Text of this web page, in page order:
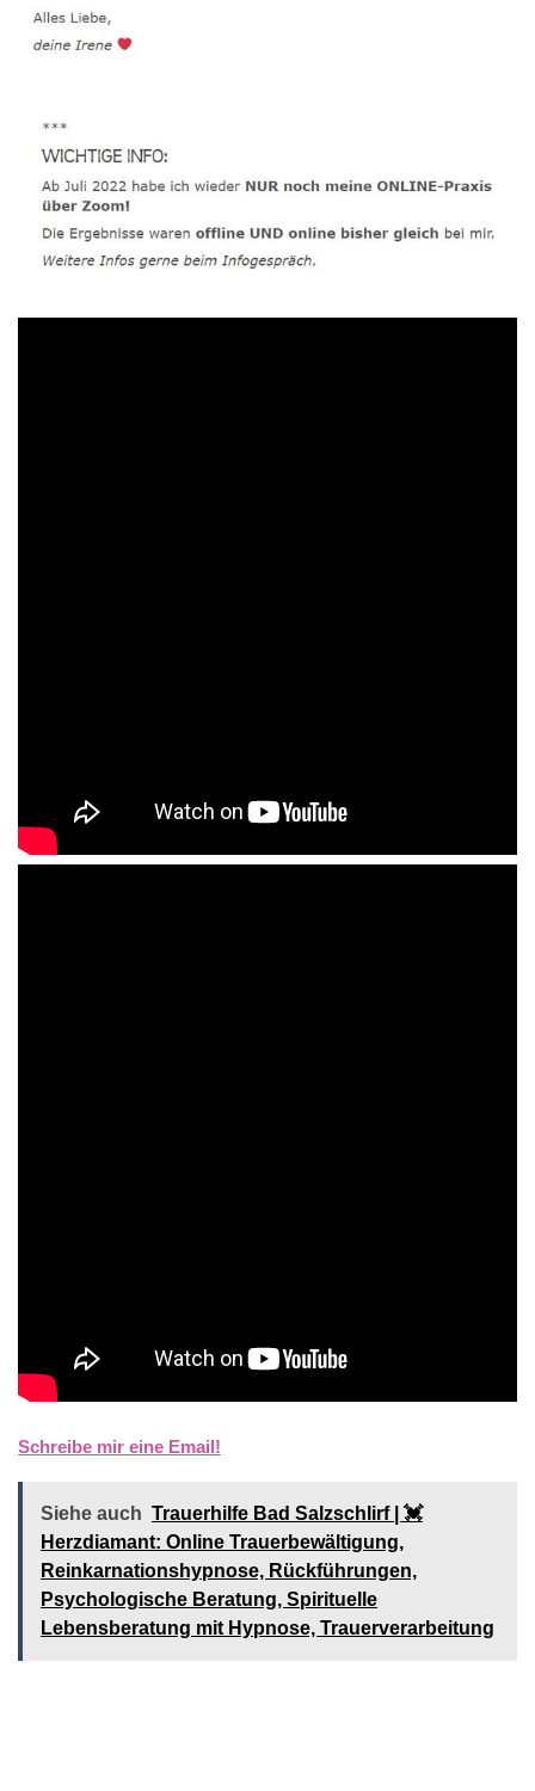
Schreibe mir eine Email!
Siehe auch Trauerhilfe Bad Salzschlirf | 💓️️
Herzdiamant: Online Trauerbewältigung,
Reinkarnationshypnose, Rückführungen,
Psychologische Beratung, Spirituelle
Lebensberatung mit Hypnose, Trauerverarbeitung